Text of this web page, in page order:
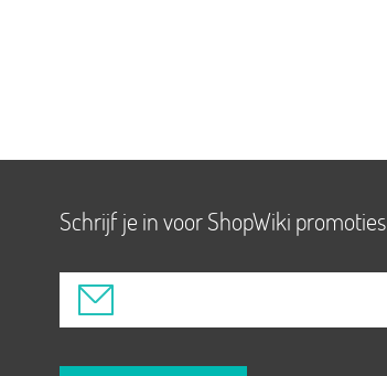
Schrijf je in voor ShopWiki promoties